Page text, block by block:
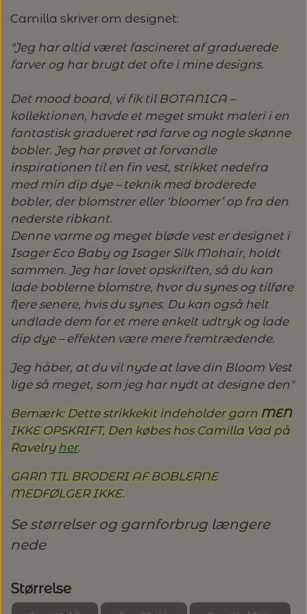
POMP STITCH - BRODERI - SPAR 30-35%
PÅ ALLE KITS
SPAR 40% - GLERUPS STØVLER BØRN (STR.
19 - 23)
PERMIN: SPAR 30% PÅ ALLE
JULEBRODERIER
BALDYRE: UDVALGTE BRODERIER - SPAR
20%
PASCUALI
RAUMA GARN
PERMIN
SOMMERGARN
LENE HOLME SAMSØE - LEKNIT
MY FAVOURITE THINGS KNITWEAR
ODD ROW
OTHER LOOPS
PETITEKNIT
SUSIE HAUMANN
MASKEWIRES
MÅLEBÅND / PINDEMÅLERE
OPSKRIFTHOLDER FRA KNITPRO -
MAGMA
SAKSE
STRIKKE- OG SYNÅLE
SYTRÅD
Camilla skriver om designet:
"Jeg har altid været fascineret af graduerede
farver og har brugt det ofte i mine designs.
Det mood board, vi fik til BOTANICA –
kollektionen, havde et meget smukt maleri i en
fantastisk gradueret rød farve og nogle skønne
bobler. Jeg har prøvet at forvandle
inspirationen til en fin vest, strikket nedefra
med min dip dye – teknik med broderede
bobler, der blomstrer eller ‘bloomer’ op fra den
nederste ribkant.
Denne varme og meget bløde vest er designet i
Isager Eco Baby og Isager Silk Mohair, holdt
sammen. Jeg har lavet opskriften, så du kan
lade boblerne blomstre, hvor du synes og tilføre
flere senere, hvis du synes. Du kan også helt
undlade dem for et mere enkelt udtryk og lade
dip dye – effekten være mere fremtrædende.
Jeg håber, at du vil nyde at lave din Bloom Vest
lige så meget, som jeg har nydt at designe den"
Bemærk: Dette strikkekit indeholder garn MEN
IKKE OPSKRIFT, Den købes hos Camilla Vad på
Ravelry her.
GARN TIL BRODERI AF BOBLERNE
MEDFØLGER IKKE.
Se størrelser og garnforbrug længere
nede
Størrelse